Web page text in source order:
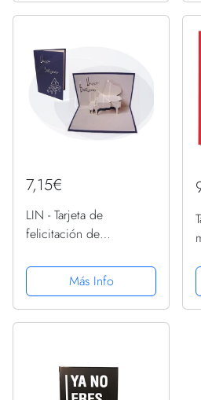
7,15€
LIN - Tarjeta de
felicitación de
piano, color azul
Más Info